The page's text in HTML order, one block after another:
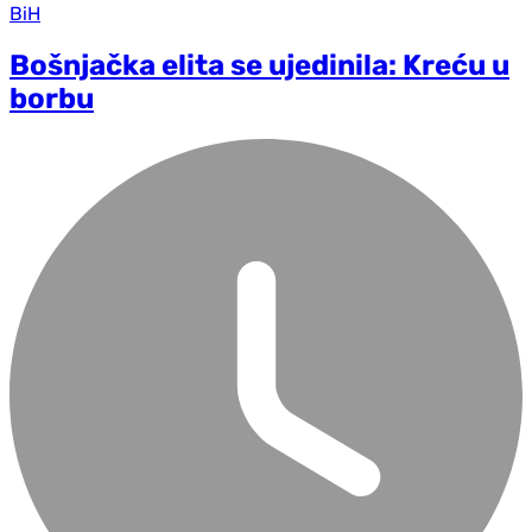
BiH
Bošnjačka elita se ujedinila: Kreću u
borbu